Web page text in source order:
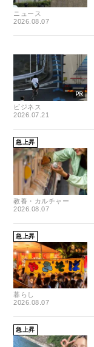
ニュース
2026.08.07
ビジネス
2026.07.21
急上昇
教養・カルチャー
2026.08.07
急上昇
暮らし
2026.08.07
急上昇